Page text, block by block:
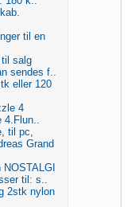
til en
til salg
sendes f..
eller 120
4
til pc,
Grand
til: s..
2stk nylon